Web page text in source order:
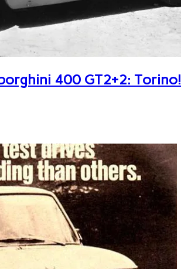
400 GT2+2: Torino!